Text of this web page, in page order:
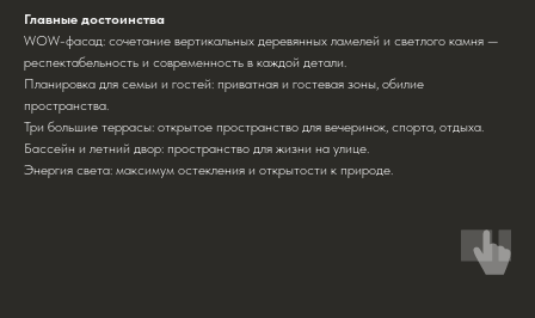
Главные достоинства
WOW-фасад: сочетание вертикальных деревянных ламелей и светлого камня —
респектабельность и современность в каждой детали.
Планировка для семьи и гостей: приватная и гостевая зоны, обилие
пространства.
Три большие террасы: открытое пространcтво для вечеринок, спорта, отдыха.
Бассейн и летний двор: пространство для жизни на улице.
Энергия света: максимум остекления и открытости к природе.